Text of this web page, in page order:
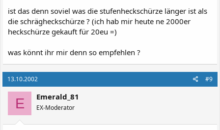
ist das denn soviel was die stufenheckschürze länger ist als
die schrägheckschürze ? (ich hab mir heute ne 2000er
heckschürze gekauft für 20eu =)
was könnt ihr mir denn so empfehlen ?
13.10.2002 #9
E Emerald_81
EX-Moderator